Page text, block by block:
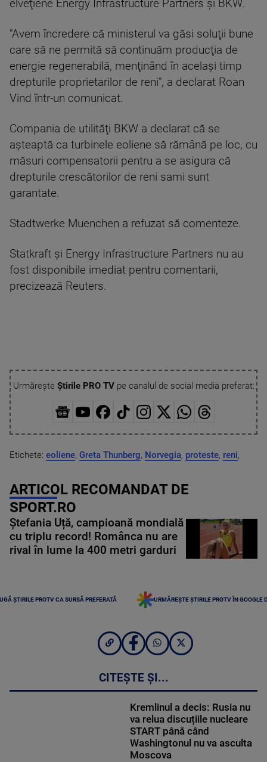
elveţiene Energy Infrastructure Partners şi BKW.
"Avem încredere că ministerul va găsi soluţii bune
care să ne permită să continuăm producţia de
energie regenerabilă, menţinând în acelaşi timp
drepturile proprietarilor de reni", a declarat Roan
Vind într-un comunicat.
Compania de utilităţi BKW a declarat că se
aşteaptă ca turbinele eoliene să rămână pe loc, cu
măsuri compensatorii pentru a se asigura că
drepturile crescătorilor de reni sami sunt
garantate.
Stadtwerke Muenchen a refuzat să comenteze.
Statkraft şi Energy Infrastructure Partners nu au
fost disponibile imediat pentru comentarii,
precizează Reuters.
Urmărește Știrile PRO TVpe canalul de social media preferat:
Etichete: eoliene, Greta Thunberg, Norvegia, proteste, reni,
ARTICOL RECOMANDAT DE
SPORT.RO
Ștefania Uță, campioană mondială
cu triplu record! Românca nu are
rival în lume la 400 metri garduri
ȘTIRILE PROTV CA SURSĂ PREFERATĂ URMĂREȘTE ȘTIRILE PROTV ÎN GOOGLE
CITEȘTE ȘI...
Kremlinul a decis: Rusia nu
va relua discuțiile nucleare
START până când
Washingtonul nu va asculta
Moscova